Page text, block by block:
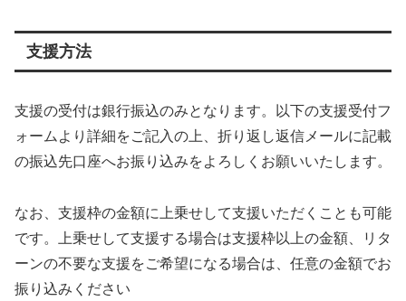
支援方法
支援の受付は銀行振込のみとなります。以下の支援受付フ
ォームより詳細をご記入の上、折り返し返信メールに記載
の振込先口座へお振り込みをよろしくお願いいたします。
なお、支援枠の金額に上乗せして支援いただくことも可能
です。上乗せして支援する場合は支援枠以上の金額、リタ
ーンの不要な支援をご希望になる場合は、任意の金額でお
振り込みください